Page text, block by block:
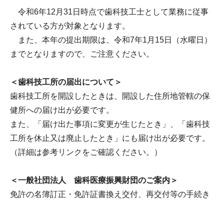
令和6年12月31日時点で歯科技工士として業務に従事
されている方が対象となります。
また、本年の提出期限は、令和7年1月15日（水曜日）
までとなりますので、ご注意ください。
＜歯科技工所の届出について＞
歯科技工所を開設したときは、開設した住所地管轄の保
健所への届け出が必要です。
また、「届け出た事項に変更が生じたとき」、「歯科技
工所を休止又は廃止したとき」にも届け出が必要です。
（詳細は参考リンクをご確認ください。）
＜一般社団法人 歯科医療振興財団のご案内＞
免許の名簿訂正・免許証書換え交付、再交付等の手続き